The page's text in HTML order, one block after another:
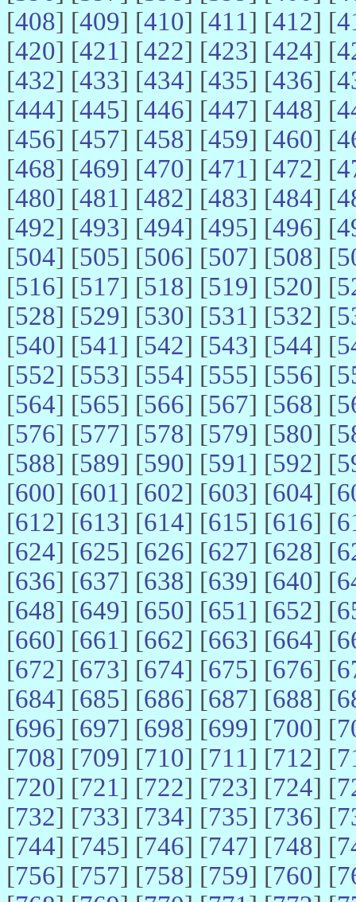
[408] [409] [410] [411] [412] [
[420] [421] [422] [423] [424] [
[432] [433] [434] [435] [436] [
[444] [445] [446] [447] [448] [
[456] [457] [458] [459] [460] [
[468] [469] [470] [471] [472] [
[480] [481] [482] [483] [484] [
[492] [493] [494] [495] [496] [
[504] [505] [506] [507] [508] [
[516] [517] [518] [519] [520] [
[528] [529] [530] [531] [532] [
[540] [541] [542] [543] [544] [
[552] [553] [554] [555] [556] [
[564] [565] [566] [567] [568] [
[576] [577] [578] [579] [580] [
[588] [589] [590] [591] [592] [
[600] [601] [602] [603] [604] [
[612] [613] [614] [615] [616] [
[624] [625] [626] [627] [628] [
[636] [637] [638] [639] [640] [
[648] [649] [650] [651] [652] [
[660] [661] [662] [663] [664] [
[672] [673] [674] [675] [676] [
[684] [685] [686] [687] [688] [
[696] [697] [698] [699] [700] [
[708] [709] [710] [711] [712] [
[720] [721] [722] [723] [724] [
[732] [733] [734] [735] [736] [
[744] [745] [746] [747] [748] [
[756] [757] [758] [759] [760] [